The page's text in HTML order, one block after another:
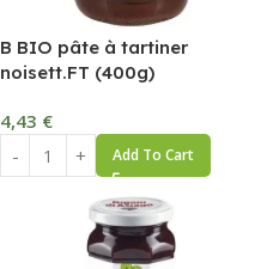
B BIO pâte à tartiner
noisett.FT (400g)
4,43 €
Add To Cart